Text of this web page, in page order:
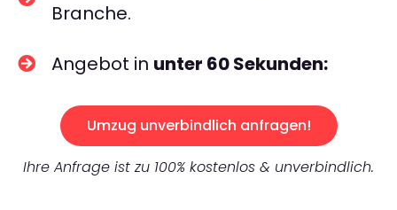
Branche.
Angebot in unter 60 Sekunden:
Umzug unverbindlich anfragen!
Ihre Anfrage ist zu 100% kostenlos & unverbindlich.